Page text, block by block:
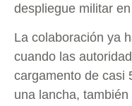
despliegue militar
La colaboración ya
cuando las
cargamento de casi
una lancha,